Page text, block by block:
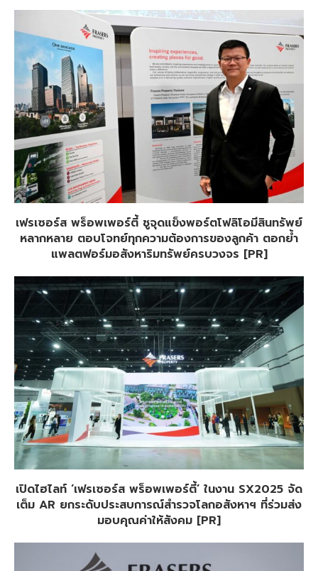
เฟรเซอร์ส พร็อพเพอร์ตี้ ชูจุดแข็งพอร์ตโฟลิโอมีสินทรัพย์
หลากหลาย ตอบโจทย์ทุกความต้องการของลูกค้า ตอกย้ำ
แพลตฟอร์มอสังหาริมทรัพย์ครบวงจร [PR]
เปิดไฮไลท์ ‘เฟรเซอร์ส พร็อพเพอร์ตี้’ ในงาน SX2025 จัด
เต็ม AR ยกระดับประสบการณ์สำรวจโลกอสังหาฯ ที่ร่วมส่ง
มอบคุณค่าให้สังคม [PR]